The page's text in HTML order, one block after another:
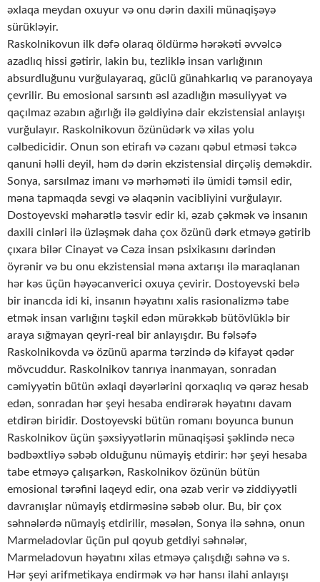
əxlaqa meydan oxuyur və onu dərin daxili münaqişəyə
sürükləyir.
Raskolnikovun ilk dəfə olaraq öldürmə hərəkəti əvvəlcə
azadlıq hissi gətirir, lakin bu, tezliklə insan varlığının
absurdluğunu vurğulayaraq, güclü günahkarlıq və paranoyaya
çevrilir. Bu emosional sarsıntı əsl azadlığın məsuliyyət və
qaçılmaz əzabın ağırlığı ilə gəldiyinə dair ekzistensial anlayışı
vurğulayır. Raskolnikovun özünüdərk və xilas yolu
cəlbedicidir. Onun son etirafı və cəzanı qəbul etməsi təkcə
qanuni həlli deyil, həm də dərin ekzistensial dirçəliş deməkdir.
Sonya, sarsılmaz imanı və mərhəməti ilə ümidi təmsil edir,
məna tapmaqda sevgi və əlaqənin vacibliyini vurğulayır.
Dostoyevski məharətlə təsvir edir ki, əzab çəkmək və insanın
daxili cinləri ilə üzləşmək daha çox özünü dərk etməyə gətirib
çıxara bilər Cinayət və Cəza insan psixikasını dərindən
öyrənir və bu onu ekzistensial məna axtarışı ilə maraqlanan
hər kəs üçün həyəcanverici oxuya çevirir. Dostoyevski belə
bir inancda idi ki, insanın həyatını xalis rasionalizmə tabe
etmək insan varlığını təşkil edən mürəkkəb bütövlüklə bir
araya sığmayan qeyri-real bir anlayışdır. Bu fəlsəfə
Raskolnikovda və özünü aparma tərzində də kifayət qədər
mövcuddur. Raskolnikov tanrıya inanmayan, sonradan
cəmiyyətin bütün əxlaqi dəyərlərini qorxaqlıq və qərəz hesab
edən, sonradan hər şeyi hesaba endirərək həyatını davam
etdirən biridir. Dostoyevski bütün romanı boyunca bunun
Raskolnikov üçün şəxsiyyətlərin münaqişəsi şəklində necə
bədbəxtliyə səbəb olduğunu nümayiş etdirir: hər şeyi hesaba
tabe etməyə çalışarkən, Raskolnikov özünün bütün
emosional tərəfini laqeyd edir, ona əzab verir və ziddiyyətli
davranışlar nümayiş etdirməsinə səbəb olur. Bu, bir çox
səhnələrdə nümayiş etdirilir, məsələn, Sonya ilə səhnə, onun
Marmeladovlar üçün pul qoyub getdiyi səhnələr,
Marmeladovun həyatını xilas etməyə çalışdığı səhnə və s.
Hər şeyi arifmetikaya endirmək və hər hansı ilahi anlayışı